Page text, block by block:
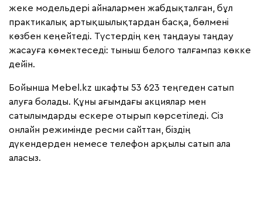
жеке модельдері айналармен жабдықталған, бұл
практикалық артықшылықтардан басқа, бөлмені
көзбен кеңейтеді. Түстердің кең таңдауы таңдау
жасауға көмектеседі: тыныш белого талғампаз көкке
дейін.
Бойынша Mebel.kz шкафты 53 623 теңгеден сатып
алуға болады. Құны ағымдағы акциялар мен
сатылымдарды ескере отырып көрсетіледі. Сіз
онлайн режимінде ресми сайттан, біздің
дүкендерден немесе телефон арқылы сатып ала
аласыз.